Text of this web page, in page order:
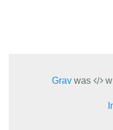
Grav was